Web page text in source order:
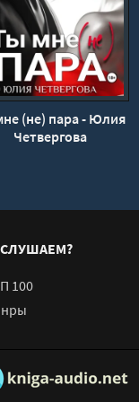
(не) пара - Юлия
Четвергова
100